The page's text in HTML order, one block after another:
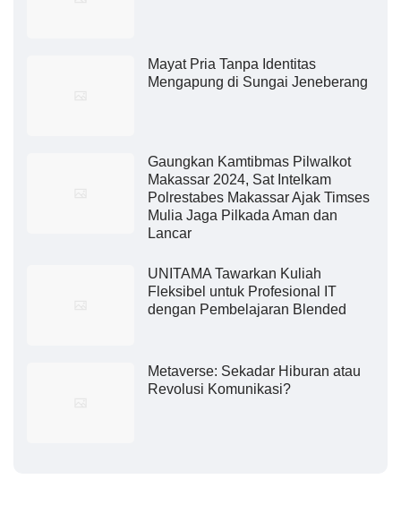
Mayat Pria Tanpa Identitas
Mengapung di Sungai Jeneberang
Gaungkan Kamtibmas Pilwalkot
Makassar 2024, Sat Intelkam
Polrestabes Makassar Ajak Timses
Mulia Jaga Pilkada Aman dan
Lancar
UNITAMA Tawarkan Kuliah
Fleksibel untuk Profesional IT
dengan Pembelajaran Blended
Metaverse: Sekadar Hiburan atau
Revolusi Komunikasi?